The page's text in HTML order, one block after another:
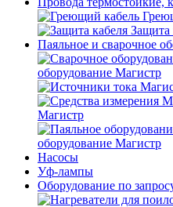
Защита
Паяльное и сварочное
оборудование Магистр
Магистр
оборудование Магистр
Насосы
Уф-лампы
Оборудование по